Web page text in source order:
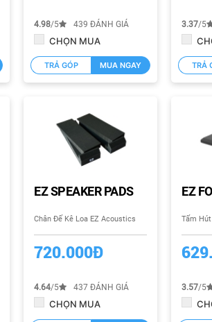
4.98/5 439 ĐÁNH GIÁ
CHỌN MUA
TRẢ GÓP MUA NGAY
3.37/5
TRẢ
EZ SPEAKER PADS
Chân Đế Kê Loa EZ Acoustics
720.000Đ
4.64/5 437 ĐÁNH GIÁ
CHỌN MUA
EZ
Tấm
3.57/5